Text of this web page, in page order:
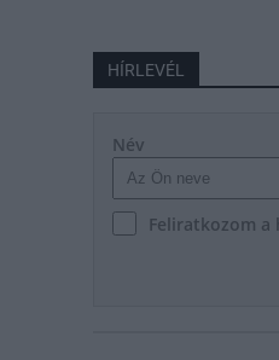
HÍRLEVÉL
Név
Feliratkozom a